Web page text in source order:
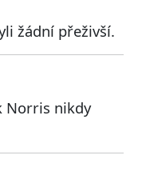
žádní přeživší.
Norris nikdy